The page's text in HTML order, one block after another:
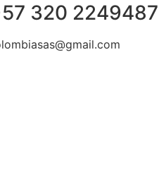
320 2249487